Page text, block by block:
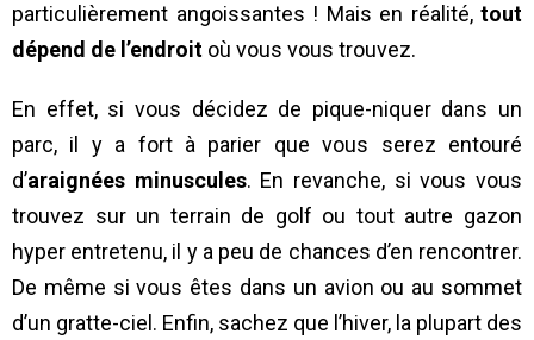
particulièrement angoissantes ! Mais en réalité, tout
dépend de l’endroit où vous vous trouvez.
En effet, si vous décidez de pique-niquer dans un
parc, il y a fort à parier que vous serez entouré
d’araignées minuscules. En revanche, si vous vous
trouvez sur un terrain de golf ou tout autre gazon
hyper entretenu, il y a peu de chances d’en rencontrer.
De même si vous êtes dans un avion ou au sommet
d’un gratte-ciel. Enfin, sachez que l’hiver, la plupart des